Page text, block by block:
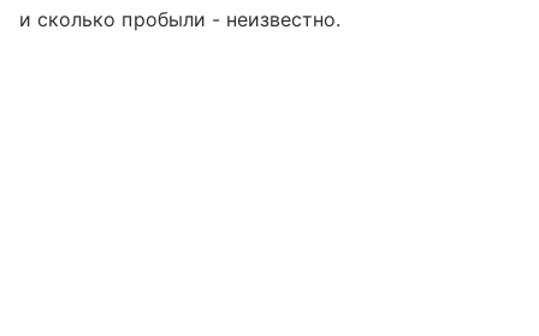
и сколько пробыли - неизвестно.